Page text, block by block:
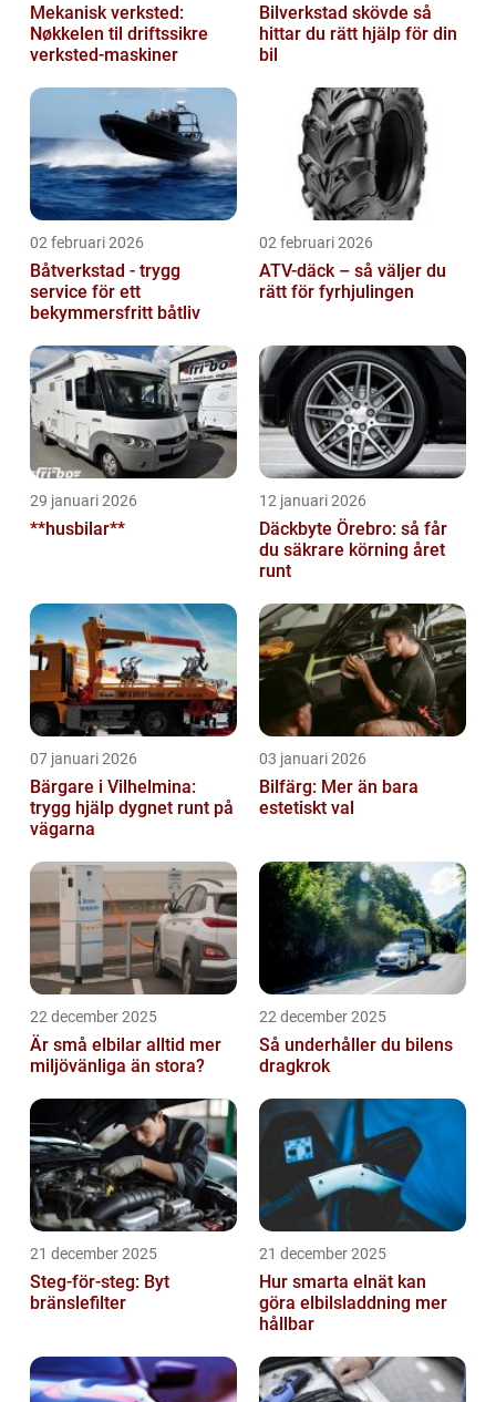
Mekanisk verksted:
Nøkkelen til driftssikre
verksted-maskiner
Bilverkstad skövde så
hittar du rätt hjälp för din
bil
02 februari 2026
Båtverkstad - trygg
service för ett
bekymmersfritt båtliv
02 februari 2026
ATV-däck – så väljer du
rätt för fyrhjulingen
29 januari 2026
**husbilar**
12 januari 2026
Däckbyte Örebro: så får
du säkrare körning året
runt
07 januari 2026
Bärgare i Vilhelmina:
trygg hjälp dygnet runt på
vägarna
03 januari 2026
Bilfärg: Mer än bara
estetiskt val
22 december 2025
Är små elbilar alltid mer
miljövänliga än stora?
22 december 2025
Så underhåller du bilens
dragkrok
21 december 2025
Steg-för-steg: Byt
bränslefilter
21 december 2025
Hur smarta elnät kan
göra elbilsladdning mer
hållbar